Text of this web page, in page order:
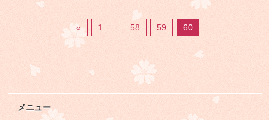
« 1 … 58 59 60
メニュー